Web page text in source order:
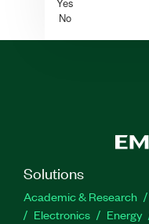
No
Solutions
Academic & Research
Electronics
Energy